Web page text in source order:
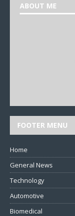
ABOUT ME
FOOTER MENU
Home
General News
Technology
Automotive
Biomedical